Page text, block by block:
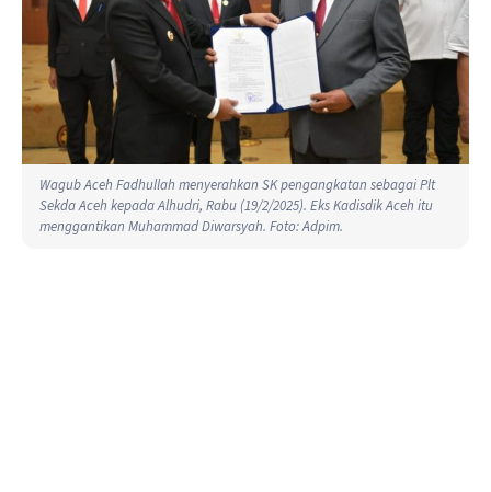
Wagub Aceh Fadhullah menyerahkan SK pengangkatan sebagai Plt
Sekda Aceh kepada Alhudri, Rabu (19/2/2025). Eks Kadisdik Aceh itu
menggantikan Muhammad Diwarsyah. Foto: Adpim.